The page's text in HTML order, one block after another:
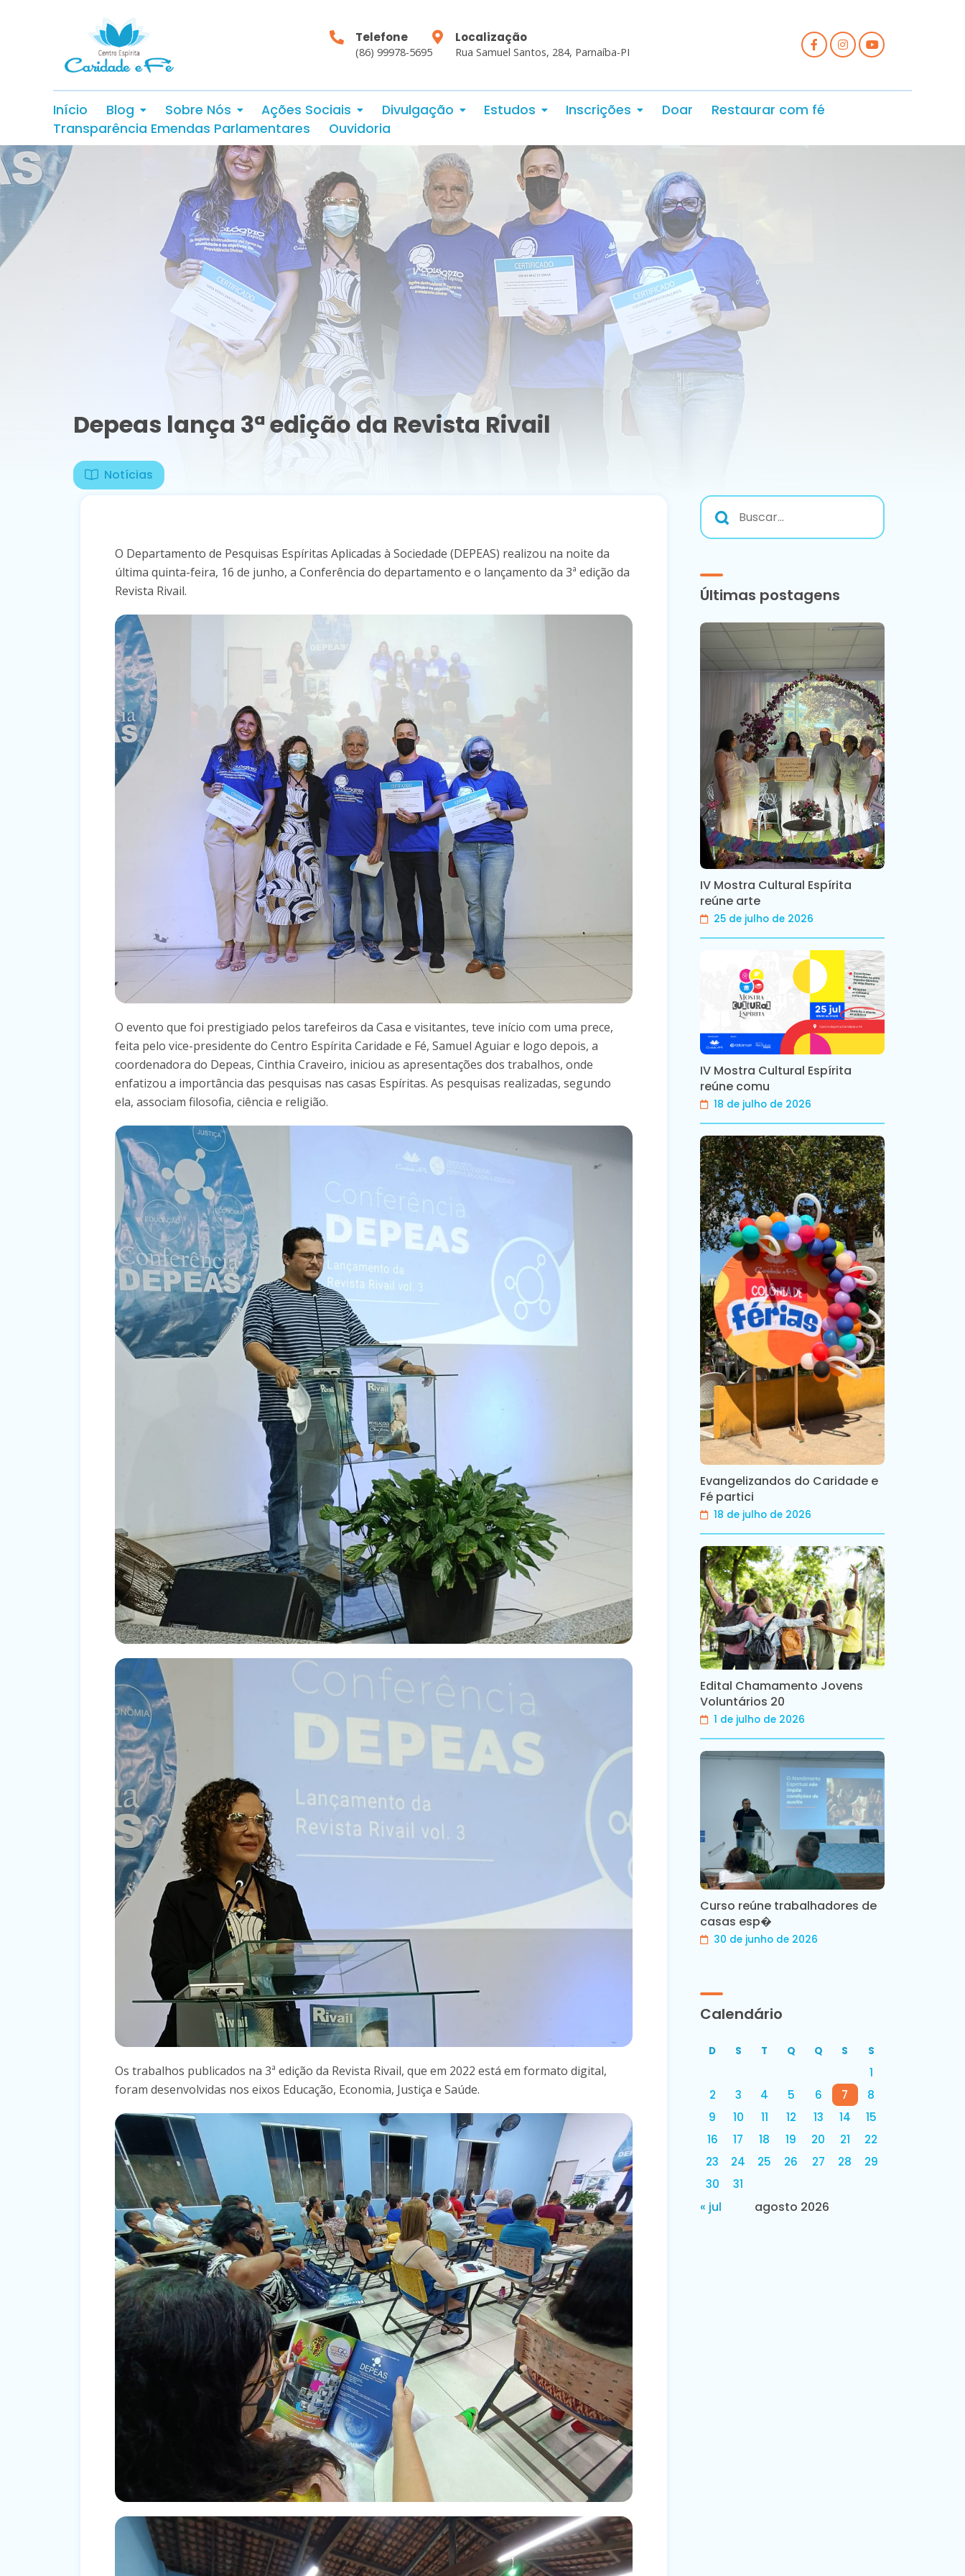
Telefone
(86) 99978-5695
Localização
Rua Samuel Santos, 284, Parnaíba-PI
Início Blog Sobre Nós Ações Sociais Divulgação Estudos Inscrições Doar
Restaurar com fé
Transparência Emendas Parlamentares
Ouvidoria
Depeas lança 3ª edição da Revista Rivail
Notícias
O Departamento de Pesquisas Espíritas Aplicadas à Sociedade (DEPEAS) realizou na noite da
última quinta-feira, 16 de junho, a Conferência do departamento e o lançamento da 3ª edição da
Revista Rivail.
O evento que foi prestigiado pelos tarefeiros da Casa e visitantes, teve início com uma prece,
feita pelo vice-presidente do Centro Espírita Caridade e Fé, Samuel Aguiar e logo depois, a
coordenadora do Depeas, Cinthia Craveiro, iniciou as apresentações dos trabalhos, onde
enfatizou a importância das pesquisas nas casas Espíritas. As pesquisas realizadas, segundo
ela, associam filosofia, ciência e religião.
Os trabalhos publicados na 3ª edição da Revista Rivail, que em 2022 está em formato digital,
foram desenvolvidas nos eixos Educação, Economia, Justiça e Saúde.
Últimas postagens
IV Mostra Cultural Espírita
reúne arte
25 de julho de 2026
IV Mostra Cultural Espírita
reúne comu
18 de julho de 2026
Evangelizandos do Caridade e
Fé partici
18 de julho de 2026
Edital Chamamento Jovens
Voluntários 20
1 de julho de 2026
Curso reúne trabalhadores de
casas esp�
30 de junho de 2026
Calendário
agosto 2026
D S T Q Q S S
1
2
3 4 5 6 7
8
9
10 11 12 13 14
15
16
17 18 19 20 21
22
23
24 25 26 27 28
29
30
31
« jul